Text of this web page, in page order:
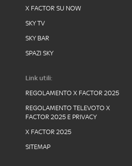
X FACTOR SU NOW
SKY TV
SKY BAR
SPAZI SKY
Link utili:
REGOLAMENTO X FACTOR 2025
REGOLAMENTO TELEVOTO X
FACTOR 2025 E PRIVACY
X FACTOR 2025
SITEMAP